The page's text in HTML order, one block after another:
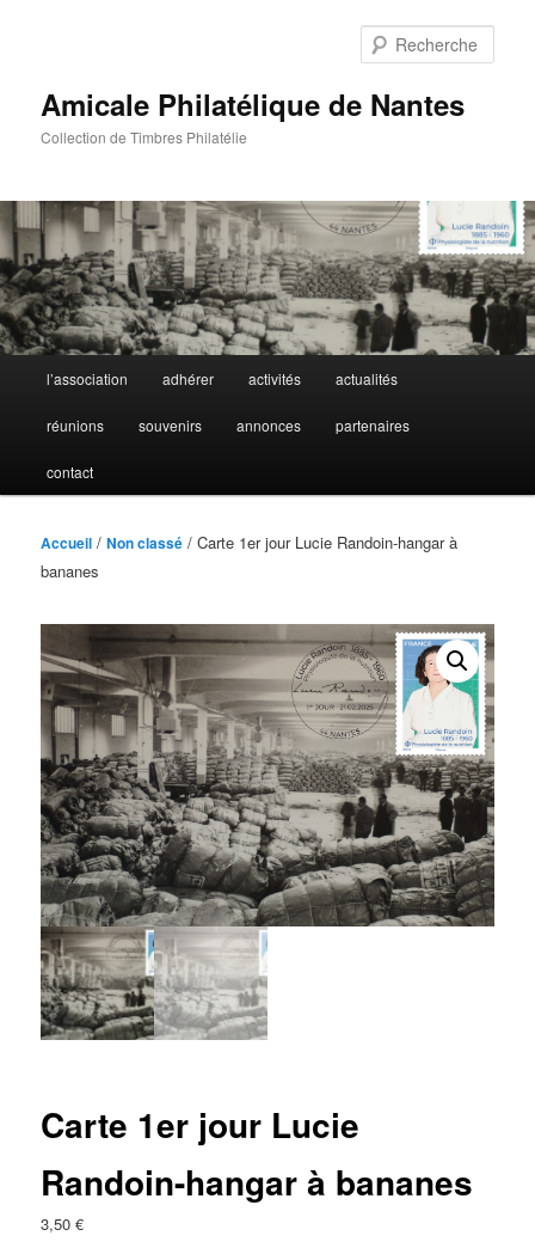
Amicale Philatélique de Nantes
Collection de Timbres Philatélie
principal
l’association adhérer activités actualités
réunions souvenirs annonces partenaires
contact
Accueil /Non classé / Carte 1er jour Lucie Randoin-hangar à
bananes
Carte 1er jour Lucie
Randoin-hangar à bananes
3,50€